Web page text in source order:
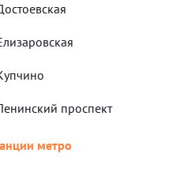
проспект
метро